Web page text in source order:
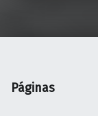
Páginas